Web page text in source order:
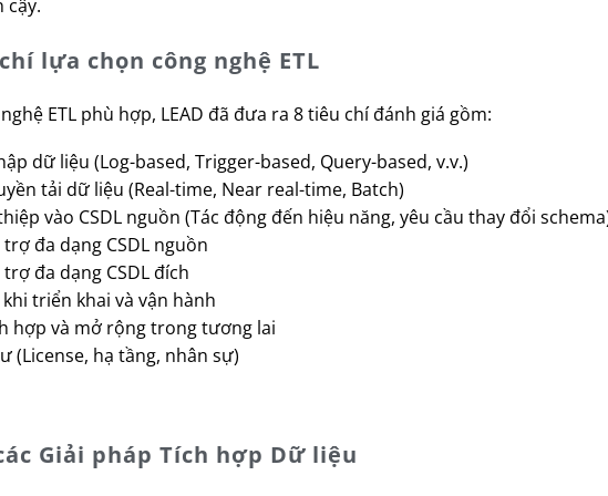
cậy.
lựa chọn công nghệ ETL
ETL phù hợp, LEAD đã đưa ra 8 tiêu chí đánh giá gồm:
dữ liệu (Log-based, Trigger-based, Query-based, v.v.)
tải dữ liệu (Real-time, Near real-time, Batch)
vào CSDL nguồn (Tác động đến hiệu năng, yêu cầu thay đổi
đa dạng CSDL nguồn
đa dạng CSDL đích
triển khai và vận hành
hợp và mở rộng trong tương lai
(License, hạ tầng, nhân sự)
Giải pháp Tích hợp Dữ liệu